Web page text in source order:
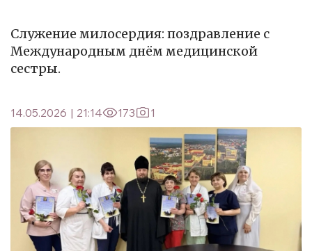
Служение милосердия: поздравление с
Международным днём медицинской
сестры.
14.05.2026 | 21:14 173 1